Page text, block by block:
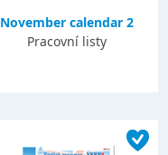
November calendar 2
Pracovní listy